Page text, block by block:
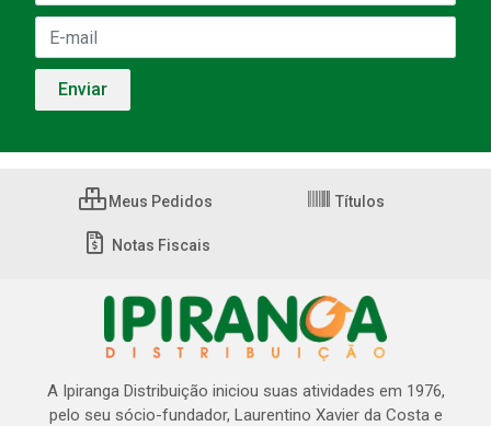
Meus Pedidos Títulos
Notas Fiscais
A Ipiranga Distribuição iniciou suas atividades em 1976,
pelo seu sócio-fundador, Laurentino Xavier da Costa e